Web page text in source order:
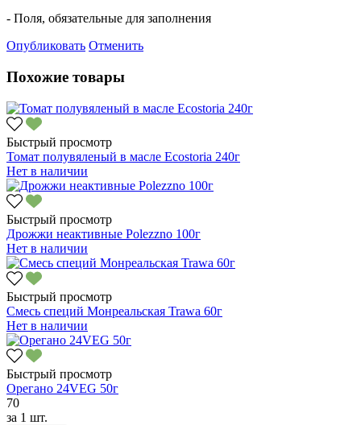
- Поля, обязательные для заполнения
Опубликовать Отменить
Похожие товары
Быстрый просмотр
Томат полувяленый в масле Ecostoria 240г
Нет в наличии
Быстрый просмотр
Дрожжи неактивные Polezzno 100г
Нет в наличии
Быстрый просмотр
Смесь специй Монреальская Trawa 60г
Нет в наличии
Быстрый просмотр
Орегано 24VEG 50г
70
за 1 шт.